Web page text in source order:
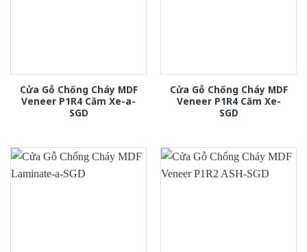
Cửa Gỗ Chống Cháy MDF
Veneer P1R4 Căm Xe-a-
SGD
Cửa Gỗ Chống Cháy MDF
Veneer P1R4 Căm Xe-
SGD